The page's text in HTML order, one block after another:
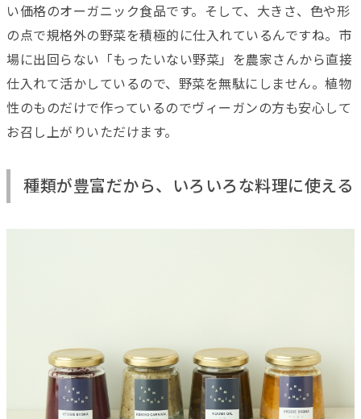
い価格のオーガニック食品です。そして、大きさ、色や形
の点で規格外の野菜を積極的に仕入れているんですね。市
場に出回らない「もったいない野菜」を農家さんから直接
仕入れて活かしているので、野菜を無駄にしません。植物
性のものだけで作っているのでヴィーガンの方も安心して
お召し上がりいただけます。
種類が豊富だから、いろいろな料理に使える